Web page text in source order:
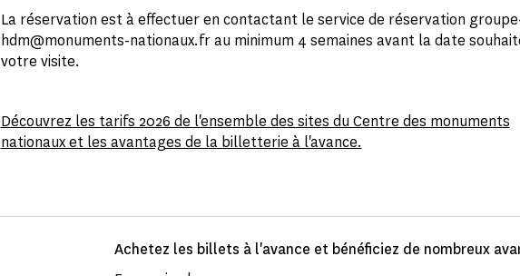
La réservation est à effectuer en contactant le service de réservation
hdm@monuments-nationaux.fr au minimum 4 semaines avant la date
votre visite.
Découvrez les tarifs 2026 de l'ensemble des sites du Centre des monuments
nationaux et les avantages de la billetterie à l'avance.
Achetez les billets à l'avance et bénéficiez de nombreux